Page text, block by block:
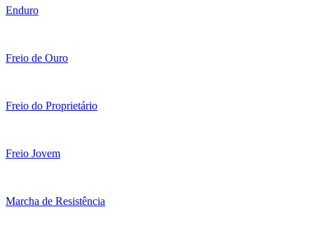
Enduro
Freio de Ouro
Freio do Proprietário
Freio Jovem
Marcha de Resistência